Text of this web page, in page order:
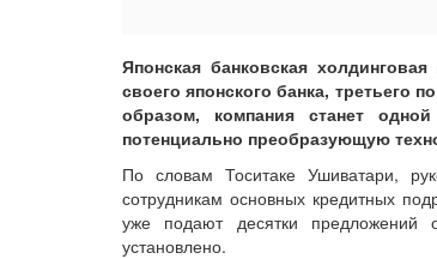
Японская банковская
своего японского банка, третьего
образом, компания станет
потенциально преобразующую
По словам Тоситаке Ушиватари,
сотрудникам основных кредитных
уже подают десятки предложений
установлено.